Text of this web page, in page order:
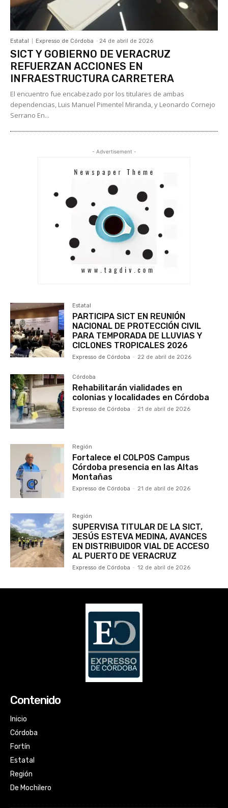
Estatal Expresso de Córdoba - 24 de abril de 2026
SICT Y GOBIERNO DE VERACRUZ
REFUERZAN ACCIONES EN
INFRAESTRUCTURA CARRETERA
El encuentro fue encabezado por los titulares de ambas
dependencias, Luis Manuel Pimentel Miranda, y Leonardo Cornejo
Serrano En...
- Advertisement -
Estatal
PARTICIPA SICT EN REUNIÓN
NACIONAL DE PROTECCIÓN CIVIL
PARA TEMPORADA DE LLUVIAS Y
CICLONES TROPICALES 2026
Expresso de Córdoba - 22 de abril de 2026
Córdoba
Rehabilitarán vialidades en
colonias y localidades en Córdoba
Expresso de Córdoba - 21 de abril de 2026
Región
Fortalece el COLPOS Campus
Córdoba presencia en las Altas
Montañas
Expresso de Córdoba - 21 de abril de 2026
Región
SUPERVISA TITULAR DE LA SICT,
JESÚS ESTEVA MEDINA, AVANCES
EN DISTRIBUIDOR VIAL DE ACCESO
AL PUERTO DE VERACRUZ
Expresso de Córdoba - 12 de abril de 2026
Contenido
Inicio
Córdoba
Fortín
Estatal
Región
De Mochilero